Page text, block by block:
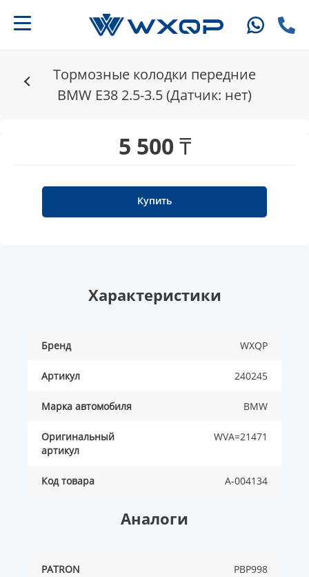
Тормозные колодки передние
BMW E38 2.5-3.5 (Датчик: нет)
5 500 ₸
Купить
Характеристики
Бренд WXQP
Артикул 240245
Марка автомобиля BMW
Оригинальный
артикул
WVA=21471
Код товара A-004134
Аналоги
PATRON PBP998